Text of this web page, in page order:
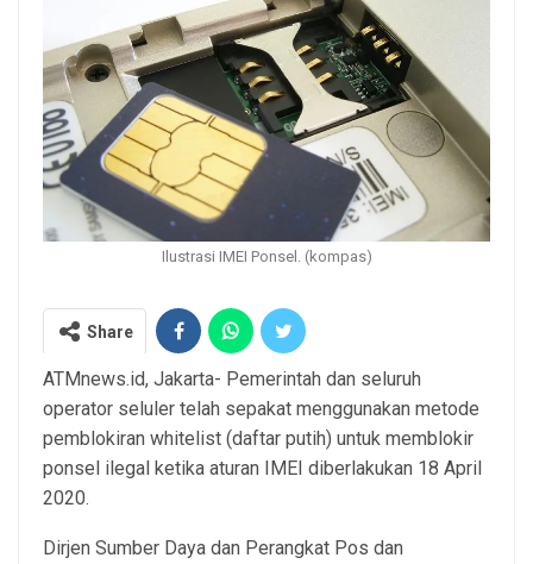
Ilustrasi IMEI Ponsel. (kompas)
Share
ATMnews.id, Jakarta- Pemerintah dan seluruh
operator seluler telah sepakat menggunakan metode
pemblokiran whitelist (daftar putih) untuk memblokir
ponsel ilegal ketika aturan IMEI diberlakukan 18 April
2020.
Dirjen Sumber Daya dan Perangkat Pos dan